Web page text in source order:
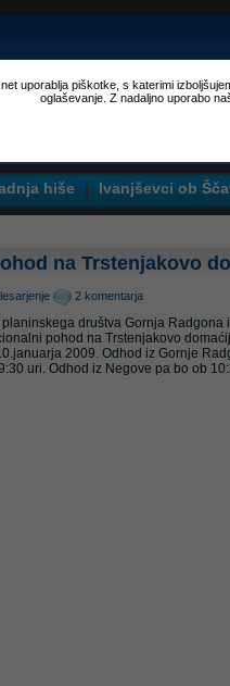
uporablja piškotke, s katerimi
oglaševanje. Z nadaljno uporabo
hiše Ivanjševci ob
na Trstenjakovo
2 komentarja
društva Gornja Radgona
pohod na Trstenjakovo
2009. Odhod iz Gornje
uri. Odhod iz Negove pa bo ob